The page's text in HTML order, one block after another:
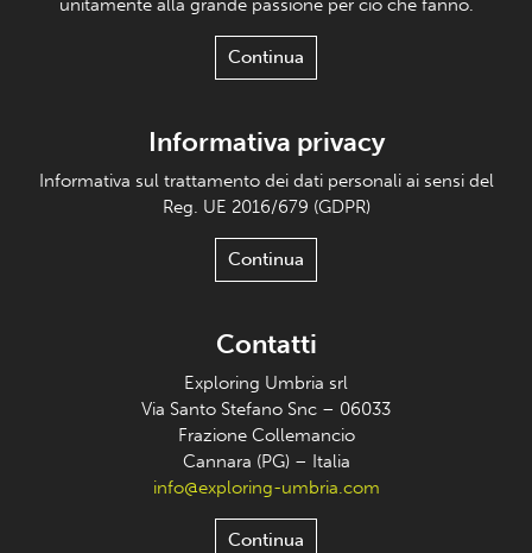
unitamente alla grande passione per ciò che fanno.
Continua
Informativa privacy
Informativa sul trattamento dei dati personali ai sensi del
Reg. UE 2016/679 (GDPR)
Continua
Contatti
Exploring Umbria srl
Via Santo Stefano Snc – 06033
Frazione Collemancio
Cannara (PG) – Italia
info@exploring-umbria.com
Continua